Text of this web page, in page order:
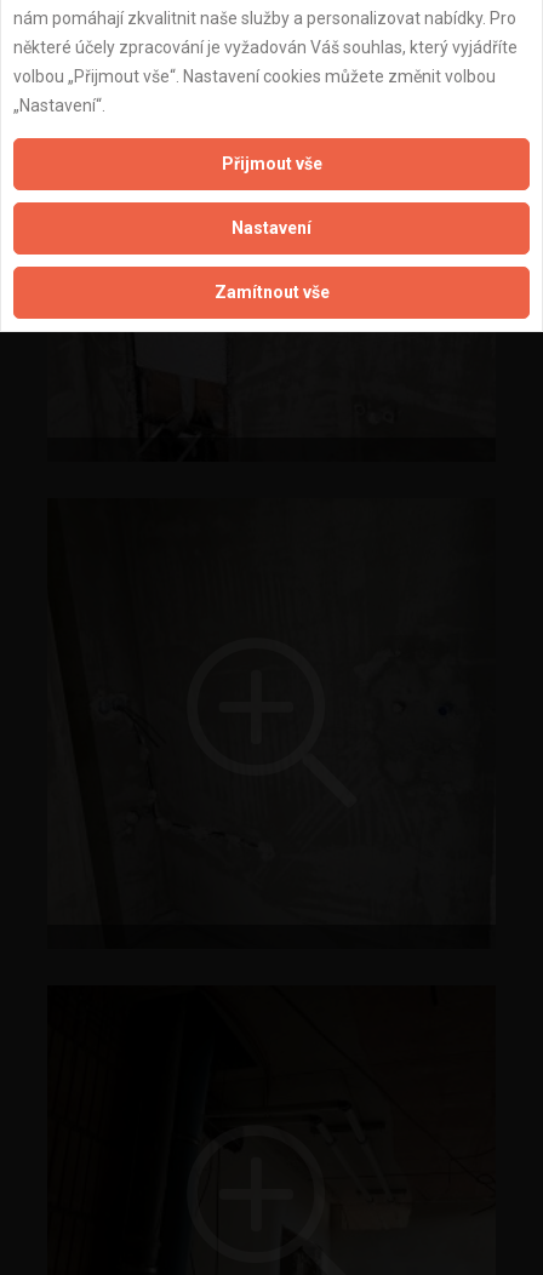
nám pomáhají zkvalitnit naše služby a personalizovat nabídky. Pro
některé účely zpracování je vyžadován Váš souhlas, který vyjádříte
volbou „Přijmout vše“. Nastavení cookies můžete změnit volbou
„Nastavení“.
Přijmout vše
Nastavení
Zamítnout vše